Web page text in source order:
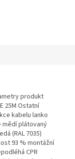
produkt
25M Ostatní
kabelu lanko
mědí plátovaný
(RAL 7035)
93 % montážní
CPR